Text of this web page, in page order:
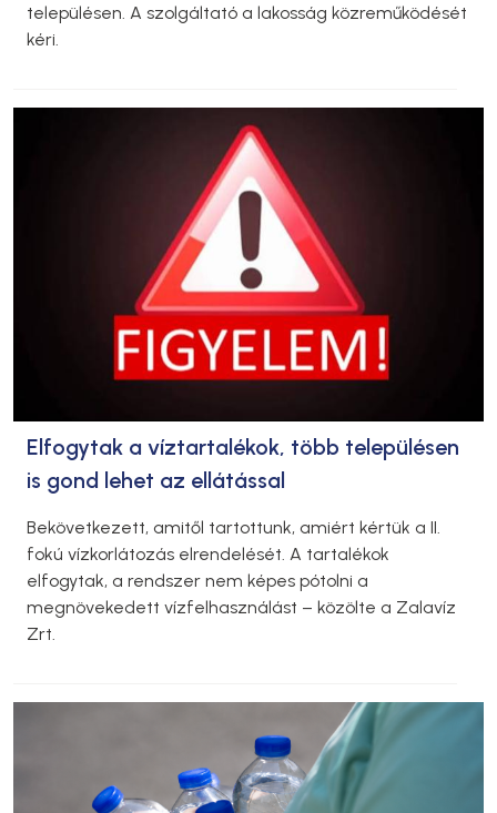
településen. A szolgáltató a lakosság közreműködését
kéri.
Elfogytak a víztartalékok, több településen
is gond lehet az ellátással
Bekövetkezett, amitől tartottunk, amiért kértük a II.
fokú vízkorlátozás elrendelését. A tartalékok
elfogytak, a rendszer nem képes pótolni a
megnövekedett vízfelhasználást – közölte a Zalavíz
Zrt.